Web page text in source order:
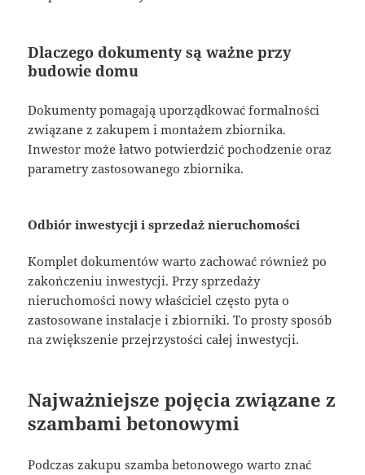
Dlaczego dokumenty są ważne przy
budowie domu
Dokumenty pomagają uporządkować formalności
związane z zakupem i montażem zbiornika.
Inwestor może łatwo potwierdzić pochodzenie oraz
parametry zastosowanego zbiornika.
Odbiór inwestycji i sprzedaż nieruchomości
Komplet dokumentów warto zachować również po
zakończeniu inwestycji. Przy sprzedaży
nieruchomości nowy właściciel często pyta o
zastosowane instalacje i zbiorniki. To prosty sposób
na zwiększenie przejrzystości całej inwestycji.
Najważniejsze pojęcia związane z
szambami betonowymi
Podczas zakupu szamba betonowego warto znać